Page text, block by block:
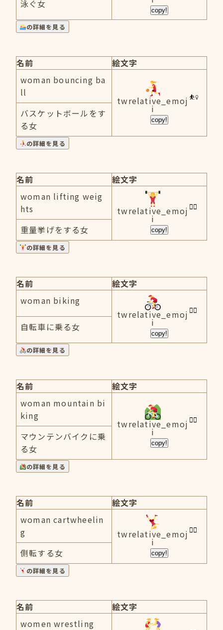
copy!
泳ぐ女
の詳細を見る
名前
絵文字
woman bouncing ba
ll
twrelative_emoj
i
copy!
バスケットボールをす
る女
の詳細を見る
名前
絵文字
woman lifting weig
hts
twrelative_emoj
i
copy!
重量挙げをする女
の詳細を見る
名前
絵文字
woman biking
twrelative_emoj
i
copy!
自転車に乗る女
の詳細を見る
名前
絵文字
woman mountain bi
king
twrelative_emoj
i
copy!
マウンテンバイクに乗
る女
の詳細を見る
名前
絵文字
woman cartwheelin
g
twrelative_emoj
i
copy!
側転する女
の詳細を見る
名前
絵文字
women wrestling